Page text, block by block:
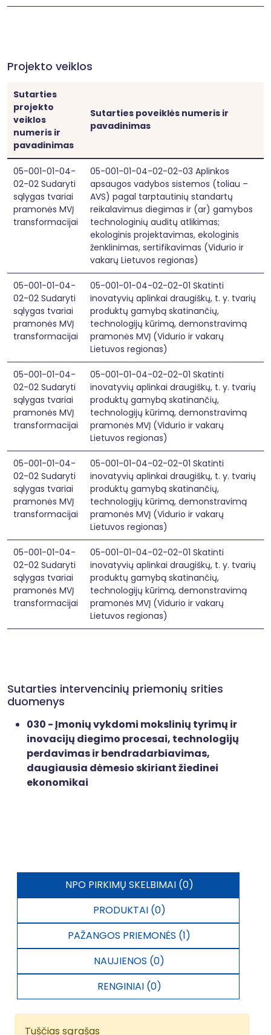
Projekto veiklos
Sutarties
projekto
veiklos
numeris ir
pavadinimas
Sutarties poveiklės numeris ir
pavadinimas
05-001-01-04-
02-02 Sudaryti
sąlygas tvariai
pramonės MVĮ
transformacijai
05-001-01-04-02-02-03 Aplinkos
apsaugos vadybos sistemos (toliau –
AVS) pagal tarptautinių standartų
reikalavimus diegimas ir (ar) gamybos
technologinių auditų atlikimas;
ekologinis projektavimas, ekologinis
ženklinimas, sertifikavimas (Vidurio ir
vakarų Lietuvos regionas)
05-001-01-04-
02-02 Sudaryti
sąlygas tvariai
pramonės MVĮ
transformacijai
05-001-01-04-02-02-01 Skatinti
inovatyvių aplinkai draugiškų, t. y. tvarių
produktų gamybą skatinančių,
technologijų kūrimą, demonstravimą
pramonės MVĮ (Vidurio ir vakarų
Lietuvos regionas)
05-001-01-04-
02-02 Sudaryti
sąlygas tvariai
pramonės MVĮ
transformacijai
05-001-01-04-02-02-01 Skatinti
inovatyvių aplinkai draugiškų, t. y. tvarių
produktų gamybą skatinančių,
technologijų kūrimą, demonstravimą
pramonės MVĮ (Vidurio ir vakarų
Lietuvos regionas)
05-001-01-04-
02-02 Sudaryti
sąlygas tvariai
pramonės MVĮ
transformacijai
05-001-01-04-02-02-01 Skatinti
inovatyvių aplinkai draugiškų, t. y. tvarių
produktų gamybą skatinančių,
technologijų kūrimą, demonstravimą
pramonės MVĮ (Vidurio ir vakarų
Lietuvos regionas)
05-001-01-04-
02-02 Sudaryti
sąlygas tvariai
pramonės MVĮ
transformacijai
05-001-01-04-02-02-01 Skatinti
inovatyvių aplinkai draugiškų, t. y. tvarių
produktų gamybą skatinančių,
technologijų kūrimą, demonstravimą
pramonės MVĮ (Vidurio ir vakarų
Lietuvos regionas)
Sutarties intervencinių priemonių srities
duomenys
030 - Įmonių vykdomi mokslinių tyrimų ir
inovacijų diegimo procesai, technologijų
perdavimas ir bendradarbiavimas,
daugiausia dėmesio skiriant žiedinei
ekonomikai
NPO PIRKIMŲ SKELBIMAI (0)
PRODUKTAI (0)
PAŽANGOS PRIEMONĖS (1)
NAUJIENOS (0)
RENGINIAI (0)
Tuščias sąrašas